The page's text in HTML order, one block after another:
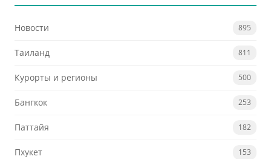
Новости 895
Таиланд 811
Курорты и регионы 500
Бангкок 253
Паттайя 182
Пхукет 153